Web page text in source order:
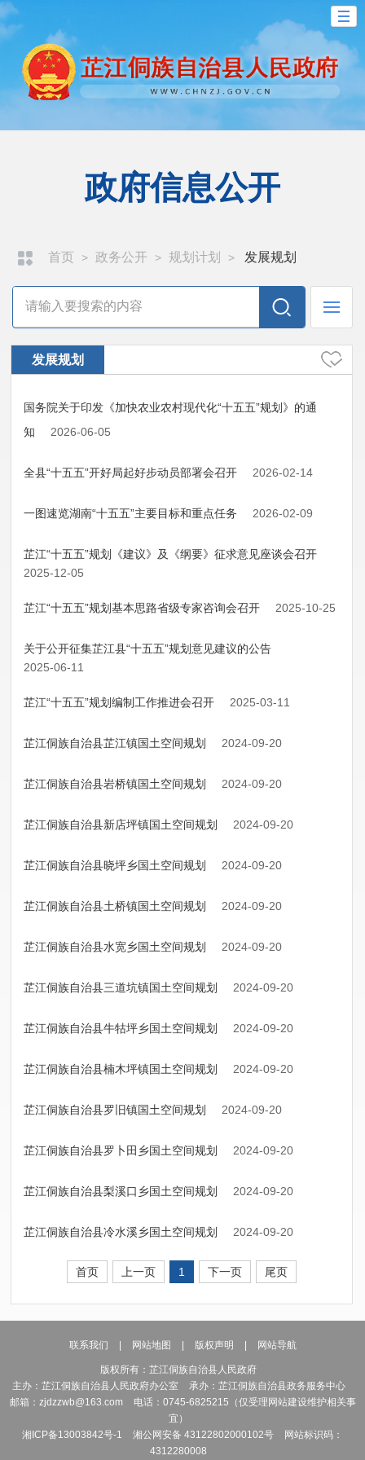
政府信息公开
首页 > 政务公开 > 规划计划 > 发展规划
发展规划
国务院关于印发《加快农业农村现代化“十五五”规划》的通
知
2026-06-05
全县“十五五”开好局起好步动员部署会召开 2026-02-14
一图速览湖南“十五五”主要目标和重点任务 2026-02-09
芷江“十五五”规划《建议》及《纲要》征求意见座谈会召开
2025-12-05
芷江“十五五”规划基本思路省级专家咨询会召开 2025-10-25
关于公开征集芷江县“十五五”规划意见建议的公告
2025-06-11
芷江“十五五”规划编制工作推进会召开 2025-03-11
芷江侗族自治县芷江镇国土空间规划 2024-09-20
芷江侗族自治县岩桥镇国土空间规划 2024-09-20
芷江侗族自治县新店坪镇国土空间规划 2024-09-20
芷江侗族自治县晓坪乡国土空间规划 2024-09-20
芷江侗族自治县土桥镇国土空间规划 2024-09-20
芷江侗族自治县水宽乡国土空间规划 2024-09-20
芷江侗族自治县三道坑镇国土空间规划 2024-09-20
芷江侗族自治县牛牯坪乡国土空间规划 2024-09-20
芷江侗族自治县楠木坪镇国土空间规划 2024-09-20
芷江侗族自治县罗旧镇国土空间规划 2024-09-20
芷江侗族自治县罗卜田乡国土空间规划 2024-09-20
芷江侗族自治县梨溪口乡国土空间规划 2024-09-20
芷江侗族自治县冷水溪乡国土空间规划 2024-09-20
首页 上一页 1 下一页 尾页
联系我们 网站地图 版权声明 网站导航
版权所有：芷江侗族自治县人民政府
主办：芷江侗族自治县人民政府办公室
承办：芷江侗族自治县政务服务中心
邮箱：zjdzzwb@163.com
电话：0745-6825215（仅受理网站建设维护相关事
宜）
湘ICP备13003842号-1
湘公网安备 43122802000102号
网站标识码：
4312280008